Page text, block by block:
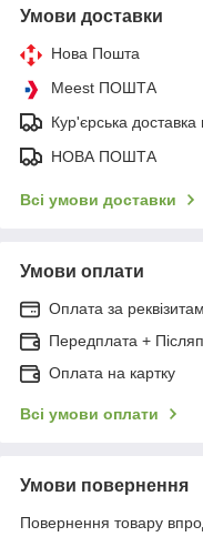
Умови доставки
Нова Пошта
Meest ПОШТА
Кур'єрська доставка
НОВА ПОШТА
Всі умови доставки
Умови оплати
Оплата за
Передплата +
Оплата на картку
Всі умови оплати
Умови повернення
Повернення товару